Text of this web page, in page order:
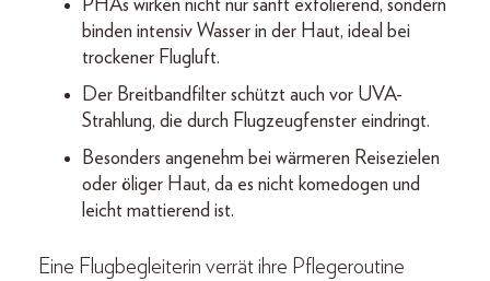
PHAs wirken nicht nur sanft exfolierend, sondern
binden intensiv Wasser in der Haut, ideal bei
trockener Flugluft.
Der Breitbandfilter schützt auch vor UVA-
Strahlung, die durch Flugzeugfenster eindringt.
Besonders angenehm bei wärmeren Reisezielen
oder öliger Haut, da es nicht komedogen und
leicht mattierend ist.
Eine Flugbegleiterin verrät ihre Pflegeroutine